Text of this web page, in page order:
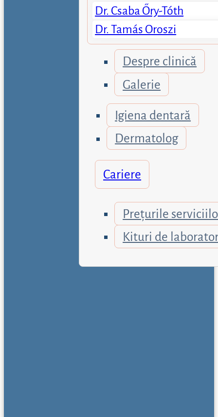
Dr. Csaba Őry-Tóth
Dr. Tamás Oroszi
Despre clinică
Galerie
Igiena dentară
Dermatolog
Cariere
Prețurile
Kituri de